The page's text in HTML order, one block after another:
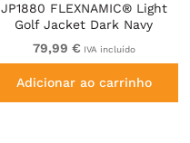
JP1880 FLEXNAMIC® Light
Golf Jacket Dark Navy
79,99 € IVA incluído
Adicionar ao carrinho